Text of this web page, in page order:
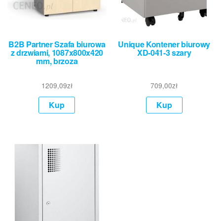
B2B Partner Szafa biurowa
z drzwiami, 1087x800x420
mm, brzoza
1209,09zł
Kup
Unique Kontener biurowy
XD-041-3 szary
709,00zł
Kup